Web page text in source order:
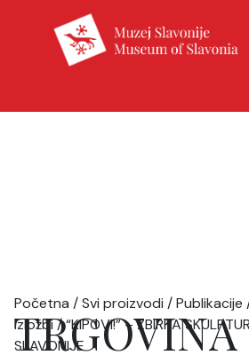
Početna /Svi proizvodi /Publikacije
izložbi/ “KIPOVI!” – ZBIRKA
SLAVONIJE
TRGOVINA